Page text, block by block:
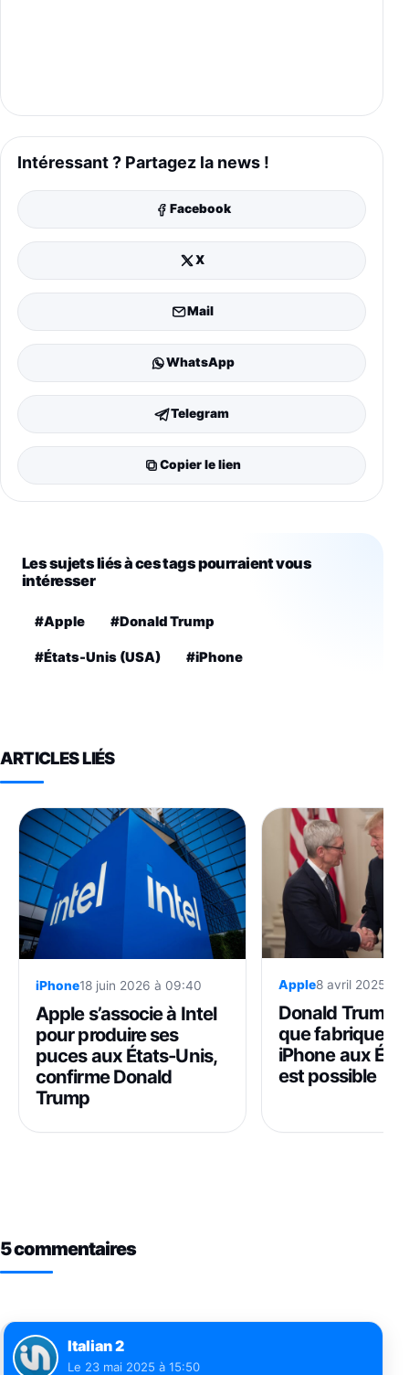
Intéressant ? Partagez la news !
Facebook
X
Mail
WhatsApp
Telegram
Copier le lien
Les sujets liés à ces tags pourraient vous
intéresser
#Apple #Donald Trump
#États-Unis (USA) #iPhone
ARTICLES LIÉS
iPhone18 juin 2026 à 09:40
Apple s’associe à Intel
pour produire ses
puces aux États-Unis,
confirme Donald
Trump
Apple8 avril 2025 à
Donald Trump
que fabriquer
iPhone aux
est possible
5 commentaires
Italian 2
Le 23 mai 2025 à 15:50